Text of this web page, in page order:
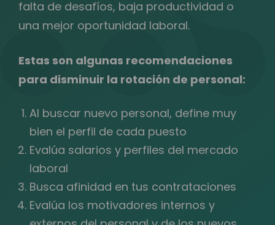
falta de desafíos, baja productividad o
una mejor oportunidad laboral.
Estas son algunas recomendaciones
para disminuir la rotación de personal:
Al buscar nuevo personal, define muy
bien el perfil de cada puesto
Evalúa salarios y perfiles del mercado
laboral
Busca afinidad en tus contrataciones
Evalúa los motivadores internos y